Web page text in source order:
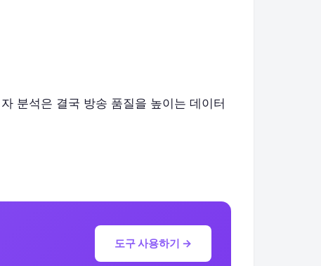
분석은 결국 방송 품질을 높이는 데이터
도구 사용하기 →